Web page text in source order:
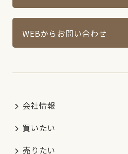
WEBからお問い合わせ
会社情報
買いたい
売りたい